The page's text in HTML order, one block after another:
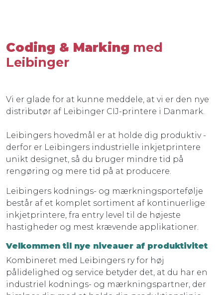
Coding & Marking med
Leibinger
Vi er glade for at kunne meddele, at vi er den nye
distributør af Leibinger CIJ-printere i Danmark.
Leibingers hovedmål er at holde dig produktiv -
derfor er Leibingers industrielle inkjetprintere
unikt designet, så du bruger mindre tid på
rengøring og mere tid på at producere.
Leibingers kodnings- og mærkningsportefølje
består af et komplet sortiment af kontinuerlige
inkjetprintere, fra entry level til de højeste
hastigheder og mest krævende applikationer.
Velkommen til nye niveauer af produktivitet
Kombineret med Leibingers ry for høj
pålidelighed og service betyder det, at du har en
industriel kodnings- og mærkningspartner, der